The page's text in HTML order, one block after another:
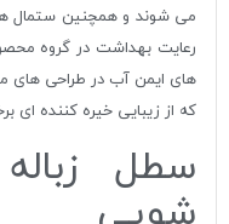
می شوند و همچنین ستمال ها
رعایت بهداشت در گروه
های ایمن آب در طراحی های
که از زیبایی خیره کننده ای
سطل